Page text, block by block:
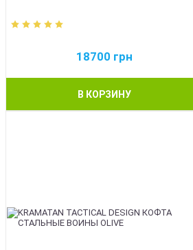
18700 грн
В КОРЗИНУ